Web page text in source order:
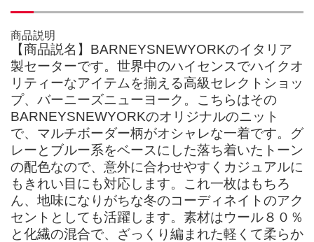
商品説明
【商品説名】BARNEYSNEWYORKのイタリア
製セーターです。世界中のハイセンスでハイクオ
リティーなアイテムを揃える高級セレクトショッ
プ、バーニーズニューヨーク。こちらはその
BARNEYSNEWYORKのオリジナルのニット
で、マルチボーダー柄がオシャレな一着です。グ
レーとブルー系をベースにした落ち着いたトーン
の配色なので、意外に合わせやすくカジュアルに
もきれい目にも対応します。これ一枚はもちろ
ん、地味になりがちな冬のコーディネイトのアク
セントとしても活躍します。素材はウール８０％
と化繊の混合で、ざっくり編まれた軽くて柔らか